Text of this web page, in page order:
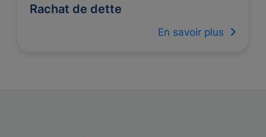
Rachat de dette
En savoir plus